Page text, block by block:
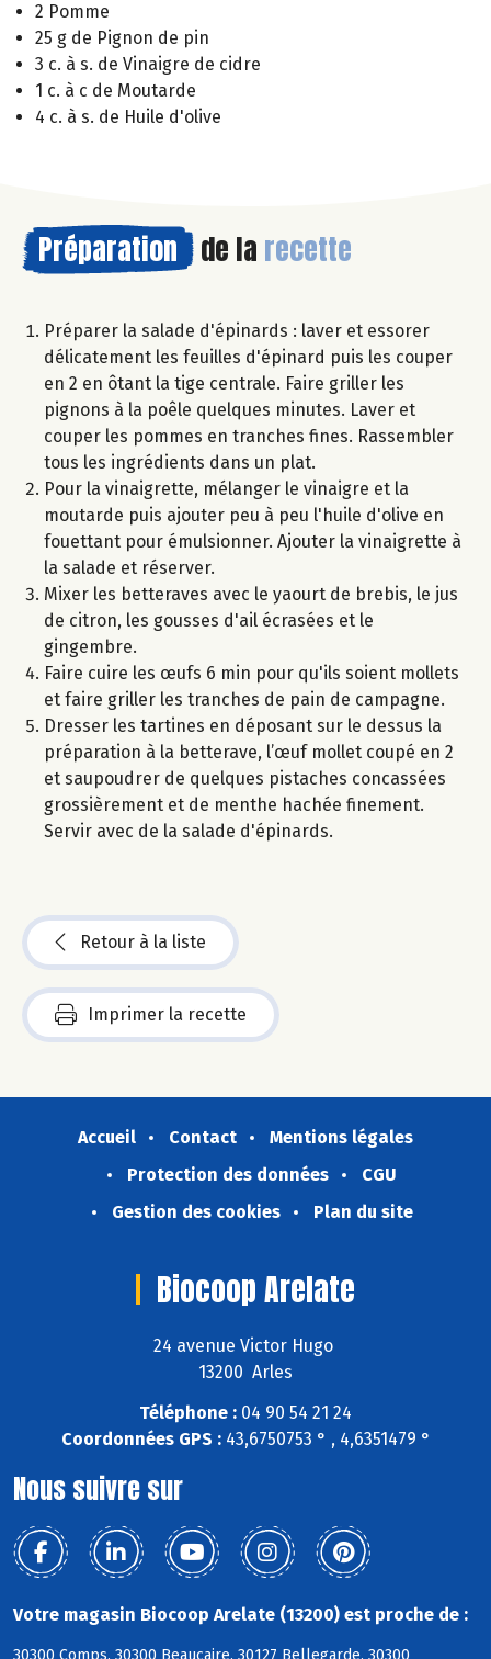
2 Pomme
25 g de Pignon de pin
3 c. à s. de Vinaigre de cidre
1 c. à c de Moutarde
4 c. à s. de Huile d'olive
Préparation de la recette
Préparer la salade d'épinards : laver et essorer
délicatement les feuilles d'épinard puis les couper
en 2 en ôtant la tige centrale. Faire griller les
pignons à la poêle quelques minutes. Laver et
couper les pommes en tranches fines. Rassembler
tous les ingrédients dans un plat.
Pour la vinaigrette, mélanger le vinaigre et la
moutarde puis ajouter peu à peu l'huile d'olive en
fouettant pour émulsionner. Ajouter la vinaigrette à
la salade et réserver.
Mixer les betteraves avec le yaourt de brebis, le jus
de citron, les gousses d'ail écrasées et le
gingembre.
Faire cuire les œufs 6 min pour qu'ils soient mollets
et faire griller les tranches de pain de campagne.
Dresser les tartines en déposant sur le dessus la
préparation à la betterave, l’œuf mollet coupé en 2
et saupoudrer de quelques pistaches concassées
grossièrement et de menthe hachée finement.
Servir avec de la salade d'épinards.
Retour à la liste
Imprimer la recette
Accueil Contact
Mentions légales
Protection des données
CGU
Gestion des cookies
Plan du site
Biocoop Arelate
24 avenue Victor Hugo
13200 Arles
Téléphone : 04 90 54 21 24
Coordonnées GPS :43,6750753 ° , 4,6351479 °
Nous suivre sur
Votre magasin Biocoop Arelate (13200) est proche de :
30300 Comps, 30300 Beaucaire, 30127 Bellegarde, 30300